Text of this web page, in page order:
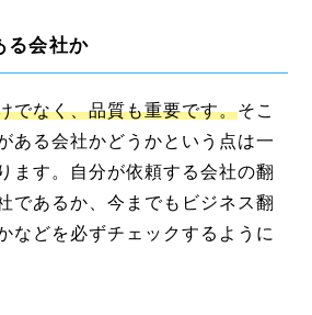
る会社か
でなく、品質も重要です。そこ
ある会社かどうかという点は一
ます。自分が依頼する会社の翻
であるか、今までもビジネス翻
などを必ずチェックするように